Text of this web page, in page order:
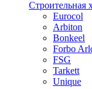
Строительная
Eurocol
Arbiton
Bonkeel
Forbo
FSG
Tarkett
Unique